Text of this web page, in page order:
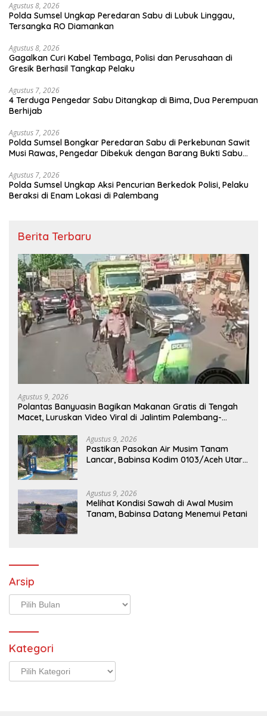
Agustus 8, 2026
Polda Sumsel Ungkap Peredaran Sabu di Lubuk Linggau,
Tersangka RO Diamankan
Agustus 8, 2026
Gagalkan Curi Kabel Tembaga, Polisi dan Perusahaan di
Gresik Berhasil Tangkap Pelaku
Agustus 7, 2026
4 Terduga Pengedar Sabu Ditangkap di Bima, Dua Perempuan
Berhijab
Agustus 7, 2026
Polda Sumsel Bongkar Peredaran Sabu di Perkebunan Sawit
Musi Rawas, Pengedar Dibekuk dengan Barang Bukti Sabu
Agustus 7, 2026
Polda Sumsel Ungkap Aksi Pencurian Berkedok Polisi, Pelaku
Beraksi di Enam Lokasi di Palembang
Berita Terbaru
Agustus 9, 2026
Polantas Banyuasin Bagikan Makanan Gratis di Tengah
Macet, Luruskan Video Viral di Jalintim Palembang-
Agustus 9, 2026
Pastikan Pasokan Air Musim Tanam
Lancar, Babinsa Kodim 0103/Aceh Utara
Agustus 9, 2026
Melihat Kondisi Sawah di Awal Musim
Tanam, Babinsa Datang Menemui Petani
Arsip
Arsip
Kategori
Kategori